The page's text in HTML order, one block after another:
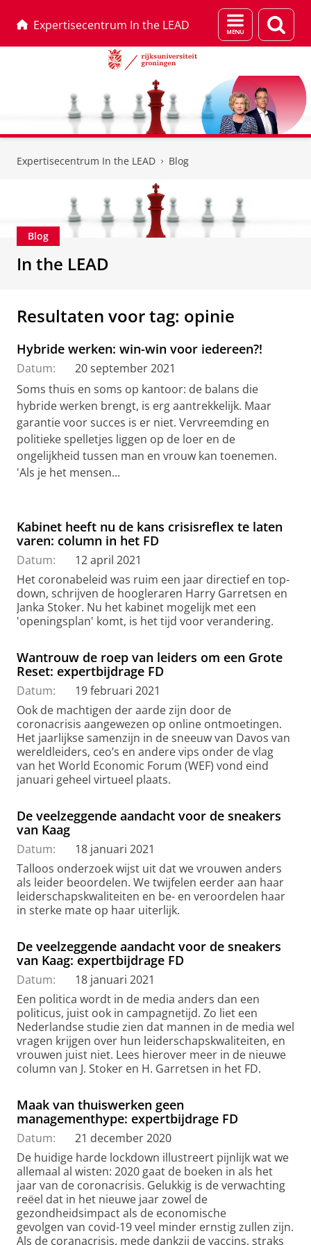
Expertisecentrum In the LEAD
Menu
en
Expertisecentrum In the LEAD Blog
Blog
In the LEAD
Resultaten voor tag: opinie
Hybride werken: win-win voor iedereen?!
Datum:
20 september 2021
Soms thuis en soms op kantoor: de balans die
hybride werken brengt, is erg aantrekkelijk. Maar
garantie voor succes is er niet. Vervreemding en
politieke spelletjes liggen op de loer en de
ongelijkheid tussen man en vrouw kan toenemen.
'Als je het mensen...
Kabinet heeft nu de kans crisisreflex te laten
varen: column in het FD
Datum:
12 april 2021
Het coronabeleid was ruim een jaar directief en top-
down, schrijven de hoogleraren Harry Garretsen en
Janka Stoker. Nu het kabinet mogelijk met een
'openingsplan' komt, is het tijd voor verandering.
Wantrouw de roep van leiders om een Grote
Reset: expertbijdrage FD
Datum:
19 februari 2021
Ook de machtigen der aarde zijn door de
coronacrisis aangewezen op online ontmoetingen.
Het jaarlijkse samenzijn in de sneeuw van Davos van
wereldleiders, ceo’s en andere vips onder de vlag
van het World Economic Forum (WEF) vond eind
januari geheel virtueel plaats.
De veelzeggende aandacht voor de sneakers
van Kaag
Datum:
18 januari 2021
Talloos onderzoek wijst uit dat we vrouwen anders
als leider beoordelen. We twijfelen eerder aan haar
leiderschapskwaliteiten en be- en veroordelen haar
in sterke mate op haar uiterlijk.
De veelzeggende aandacht voor de sneakers
van Kaag: expertbijdrage FD
Datum:
18 januari 2021
Een politica wordt in de media anders dan een
politicus, juist ook in campagnetijd. Zo liet een
Nederlandse studie zien dat mannen in de media wel
vragen krijgen over hun leiderschapskwaliteiten, en
vrouwen juist niet. Lees hierover meer in de nieuwe
column van J. Stoker en H. Garretsen in het FD.
Maak van thuiswerken geen
managementhype: expertbijdrage FD
Datum:
21 december 2020
De huidige harde lockdown illustreert pijnlijk wat we
allemaal al wisten: 2020 gaat de boeken in als het
jaar van de coronacrisis. Gelukkig is de verwachting
reëel dat in het nieuwe jaar zowel de
gezondheidsimpact als de economische
gevolgen van covid-19 veel minder ernstig zullen zijn.
Als de coranacrisis, mede dankzij de vaccins, straks